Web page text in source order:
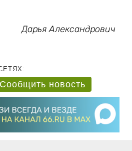
Дарья Александрович
Сообщить новость